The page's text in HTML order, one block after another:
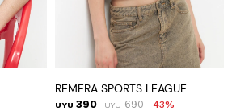
REMERA SPORTS LEAGUE
UYU 390 UYU 690 43